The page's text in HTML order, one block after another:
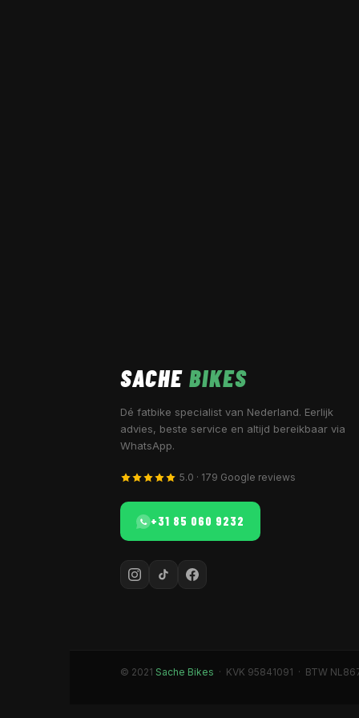
SACHE BIKES
Dé fatbike specialist van Nederland. Eerlijk
advies, beste service en altijd bereikbaar via
WhatsApp.
5.0 · 179 Google reviews
+31 85 060 9232
© 2021 Sache Bikes · KVK 95841091 · BTW